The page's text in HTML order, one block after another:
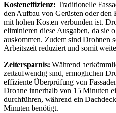
Kosteneffizienz: Traditionelle
den Aufbau von Gerüsten oder den
mit hohen Kosten verbunden ist.
eliminieren diese Ausgaben, da sie
auskommen. Zudem sind Drohnen
Arbeitszeit reduziert und somit
Zeitersparnis: Während
zeitaufwendig sind, ermöglichen
effiziente Überprüfung von
Drohne innerhalb von 15 Minuten
durchführen, während ein
Minuten benötigt.